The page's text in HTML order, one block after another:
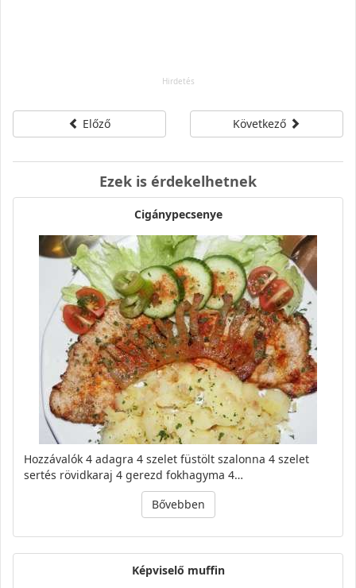
Előző Következő
Ezek is érdekelhetnek
Cigánypecsenye
Hozzávalók 4 adagra 4 szelet füstölt szalonna 4 szelet
sertés rövidkaraj 4 gerezd fokhagyma 4…
Bővebben
Képviselő muffin